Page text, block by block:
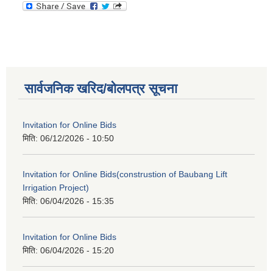
सार्वजनिक खरिद/बोलपत्र सूचना
Invitation for Online Bids
मिति: 06/12/2026 - 10:50
Invitation for Online Bids(construstion of Baubang Lift
Irrigation Project)
मिति: 06/04/2026 - 15:35
Invitation for Online Bids
मिति: 06/04/2026 - 15:20